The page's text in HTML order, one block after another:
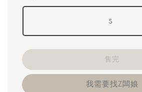
S
售完
我需要找Z闆娘